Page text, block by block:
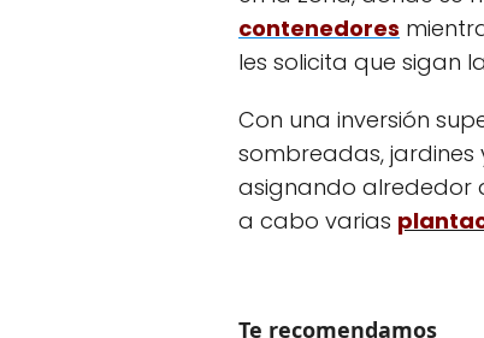
contenedores
les solicita que sigan
Con una inversión
sombreadas, jardines
asignando alrededor
a cabo varias